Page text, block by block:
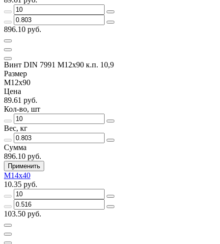
896.10 руб.
Винт DIN 7991 M12х90 к.п. 10,9
Размер
M12х90
Цена
89.61 руб.
Кол-во, шт
Вес, кг
Сумма
896.10 руб.
Применить
M14x40
10.35 руб.
103.50 руб.